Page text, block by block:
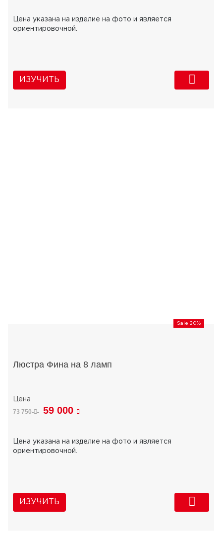
Цена указана на изделие на фото и является
ориентировочной.
ИЗУЧИТЬ
Sale 20%
Люстра Фина на 8 ламп
73 750 59 000
Цена указана на изделие на фото и является
ориентировочной.
ИЗУЧИТЬ